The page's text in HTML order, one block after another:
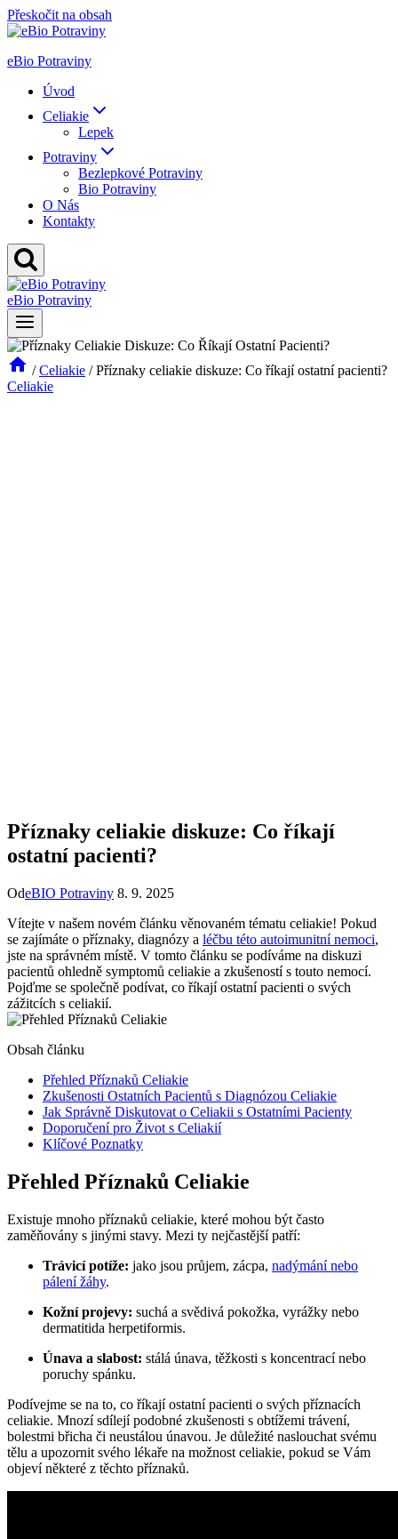
Přeskočit na obsah
eBio Potraviny
Úvod
Celiakie
Lepek
Potraviny
Bezlepkové Potraviny
Bio Potraviny
O Nás
Kontakty
eBio Potraviny
/ Celiakie / Příznaky celiakie diskuze: Co říkají ostatní pacienti?
Celiakie
Příznaky celiakie diskuze: Co říkají
ostatní pacienti?
OdeBIO Potraviny 8. 9. 2025
Vítejte v našem novém článku věnovaném tématu celiakie! Pokud
se zajímáte o příznaky, diagnózy a léčbu této autoimunitní nemoci,
jste na správném místě. V tomto článku se podíváme na diskuzi
pacientů ohledně symptomů celiakie a zkušeností s touto nemocí.
Pojďme se společně podívat, co říkají ostatní pacienti o svých
zážitcích s celiakií.
Obsah článku
Přehled Příznaků Celiakie
Zkušenosti Ostatních Pacientů s Diagnózou Celiakie
Jak Správně Diskutovat o Celiakii s Ostatními Pacienty
Doporučení pro Život s Celiakií
Klíčové Poznatky
Přehled Příznaků Celiakie
Existuje mnoho příznaků celiakie, které mohou být často
zaměňovány s jinými stavy. Mezi ty nejčastější patří:
Trávicí potíže: jako jsou průjem, zácpa, nadýmání nebo
pálení žáhy.
Kožní projevy: suchá a svědivá pokožka, vyrážky nebo
dermatitida herpetiformis.
Únava a slabost: stálá únava, těžkosti s koncentrací nebo
poruchy spánku.
Podívejme se na to, co říkají ostatní pacienti o svých příznacích
celiakie. Mnozí sdílejí podobné zkušenosti s obtížemi trávení,
bolestmi břicha či neustálou únavou. Je důležité naslouchat svému
tělu a upozornit svého lékaře na možnost celiakie, pokud se Vám
objeví některé z těchto příznaků.